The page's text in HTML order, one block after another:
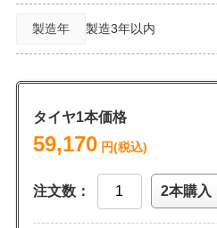
製造年 製造3年以内
タイヤ1本価格
59,170円(税込)
注文数： 2本購入